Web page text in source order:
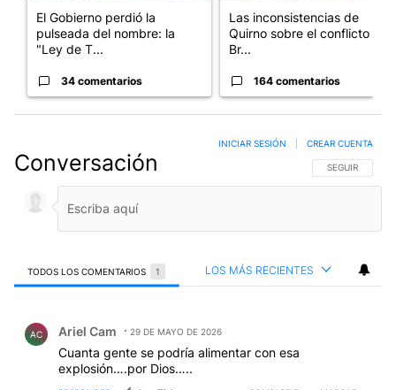
El Gobierno perdió la
pulseada del nombre: la
"Ley de T...
34 comentarios
Las inconsistencias de
Quirno sobre el conflicto con
Br...
164 comentarios
Conversación SIGA ESTA
SEGUIR
INICIAR SESIÓN CREAR CUENTA
TODOS LOS COMENTARIOS 1 LOS MÁS RECIENTES
AC Ariel Cam 29 DE MAYO DE 2026
Cuanta gente se podría alimentar con esa
explosión….por Dios…..